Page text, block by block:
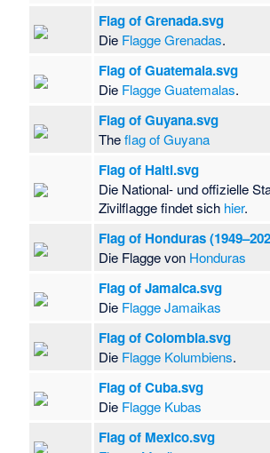
Flag of Grenada.svg
Die Flagge Grenadas.
Flag of Guatemala.svg
Die Flagge Guatemalas.
Flag of Guyana.svg
Theflag of Guyana
Flag of Haiti.svg
Die National- und offizielle
Zivilflagge findet sich hier.
Flag of Honduras
Die Flagge von Honduras
Flag of Jamaica.svg
Die Flagge Jamaikas
Flag of Colombia.svg
Die Flagge Kolumbiens.
Flag of Cuba.svg
Die Flagge Kubas
Flag of Mexico.svg